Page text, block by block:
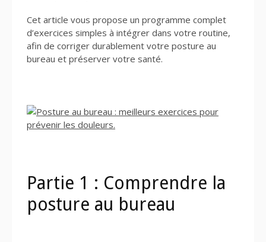
Cet article vous propose un programme complet
d’exercices simples à intégrer dans votre routine,
afin de corriger durablement votre posture au
bureau et préserver votre santé.
Partie 1 : Comprendre la
posture au bureau